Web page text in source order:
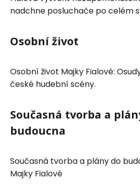
nadchne posluchače po celém
Osobní život
Osobní život Majky Fialové:
české hudební scény.
Současná tvorba a
budoucna
Současná tvorba a plány do
Majky Fialové